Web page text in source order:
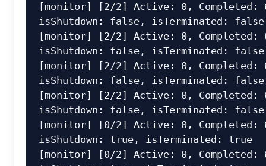
[monitor] [2/2] Active: 0, Completed:
isShutdown: false, isTerminated: false
[monitor] [2/2] Active: 0, Completed:
isShutdown: false, isTerminated: false
[monitor] [2/2] Active: 0, Completed:
isShutdown: false, isTerminated: false
[monitor] [2/2] Active: 0, Completed:
isShutdown: false, isTerminated: false
[monitor] [0/2] Active: 0, Completed:
isShutdown: true, isTerminated: true
[monitor] [0/2] Active: 0, Completed: